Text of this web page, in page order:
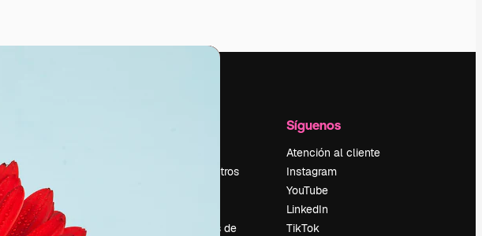
Soporte
Términos de uso
Política de
Sobre nosotros
Tendencias de
Síguenos
Atención al cliente
Instagram
YouTube
LinkedIn
TikTok